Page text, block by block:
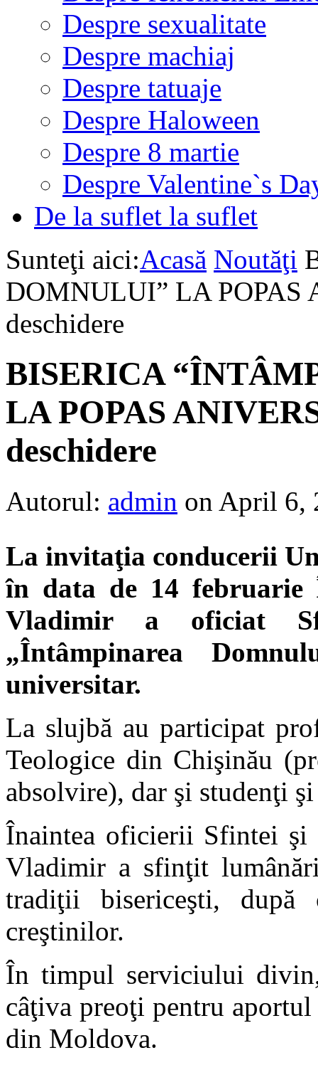
Despre sexualitate
Despre machiaj
Despre tatuaje
Despre Haloween
Despre 8 martie
Despre Valentine`s
De la suflet la suflet
Sunteţi aici:Acasă Noutăţi
DOMNULUI” LA POPAS
deschidere
BISERICA
LA POPAS
deschidere
Autorul: admin on April 6,
La invitaţia conducerii
în data de 14
Vladimir a oficiat
„Întâmpinarea
universitar.
La slujbă au participat
Teologice din Chişinău
absolvire), dar şi studenţi
Înaintea oficierii Sfintei şi
Vladimir a sfinţit
tradiţii bisericeşti, după
creştinilor.
În timpul serviciului
câţiva preoţi pentru
din Moldova.